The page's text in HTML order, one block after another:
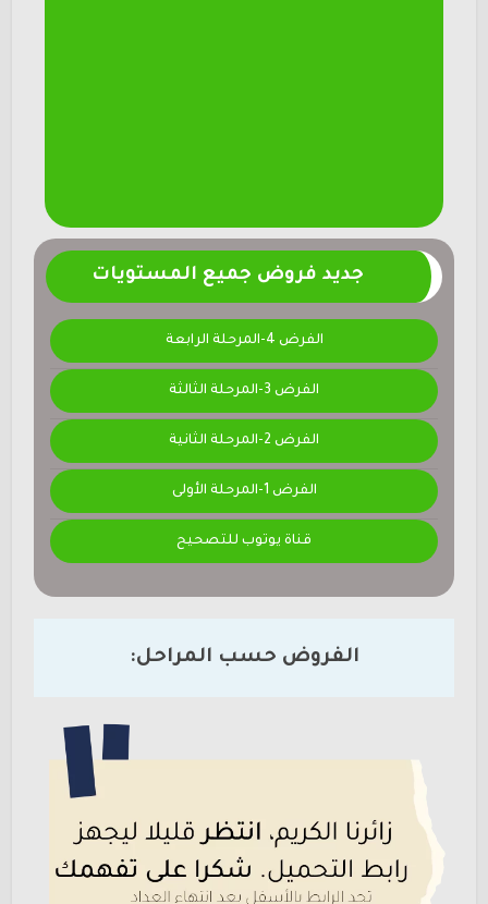
جديد فروض جميع المستويات
الفرض 4-المرحلة الرابعة
الفرض 3-المرحلة الثالثة
الفرض 2-المرحلة الثانية
الفرض 1-المرحلة الأولى
قناة يوتوب للتصحيح
الفروض حسب المراحل: